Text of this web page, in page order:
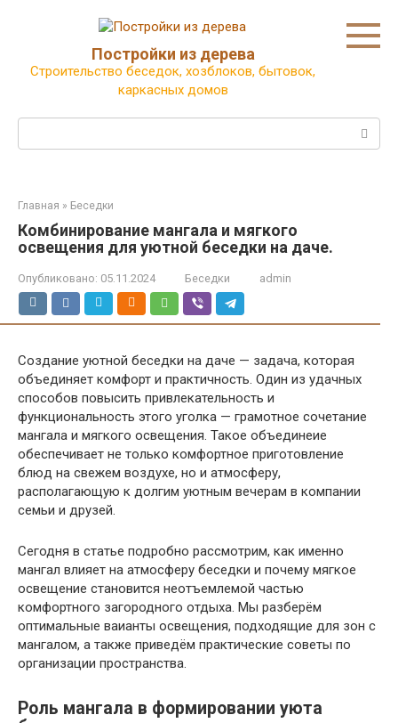
Постройки из дерева
Строительство беседок, хозблоков, бытовок,
каркасных домов
Главная » Беседки
Комбинирование мангала и мягкого
освещения для уютной беседки на даче.
Опубликовано: 05.11.2024 Беседки admin
Создание уютной беседки на даче — задача, которая
объединяет комфорт и практичность. Один из удачных
способов повысить привлекательность и
функциональность этого уголка — грамотное сочетание
мангала и мягкого освещения. Такое объединеие
обеспечивает не только комфортное приготовление
блюд на свежем воздухе, но и атмосферу,
располагающую к долгим уютным вечерам в компании
семьи и друзей.
Сегодня в статье подробно рассмотрим, как именно
мангал влияет на атмосферу беседки и почему мягкое
освещение становится неотъемлемой частью
комфортного загородного отдыха. Мы разберём
оптимальные ваианты освещения, подходящие для зон с
мангалом, а также приведём практические советы по
организации пространства.
Роль мангала в формировании уюта